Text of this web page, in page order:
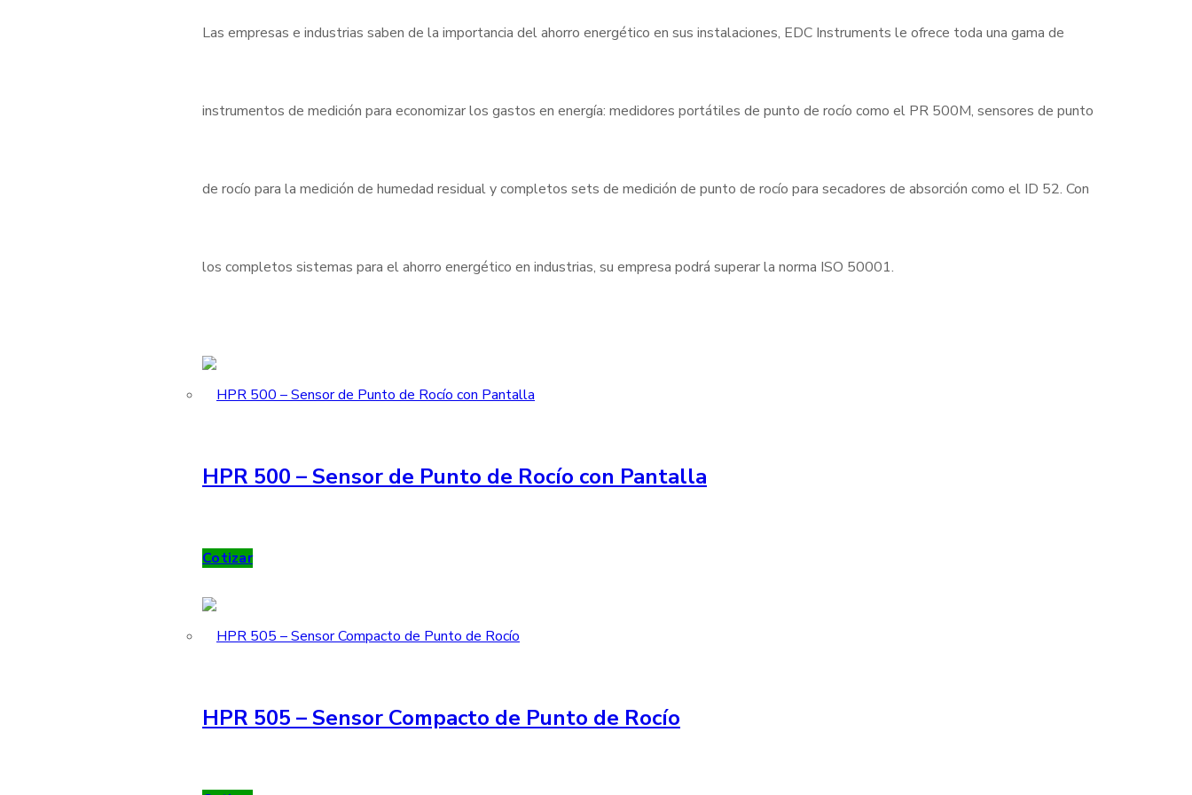
Las empresas e industrias saben de la importancia del ahorro energético en sus instalaciones, EDC Instruments le ofrece toda una gama de
instrumentos de medición para economizar los gastos en energía: medidores portátiles de punto de rocío como el PR 500M, sensores de punto
de rocío para la medición de humedad residual y completos sets de medición de punto de rocío para secadores de absorción como el ID 52. Con
los completos sistemas para el ahorro energético en industrias, su empresa podrá superar la norma ISO 50001.
HPR 500 – Sensor de Punto de Rocío con Pantalla
Cotizar
HPR 505 – Sensor Compacto de Punto de Rocío